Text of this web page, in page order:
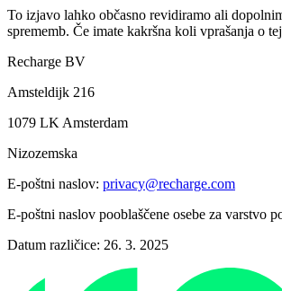
To izjavo lahko občasno revidiramo ali
sprememb. Če imate kakršna koli vprašanja o
Recharge BV
Amsteldijk 216
1079 LK Amsterdam
Nizozemska
E-poštni naslov: privacy@recharge.com
E-poštni naslov pooblaščene osebe za varstvo
Datum različice: 26. 3. 2025